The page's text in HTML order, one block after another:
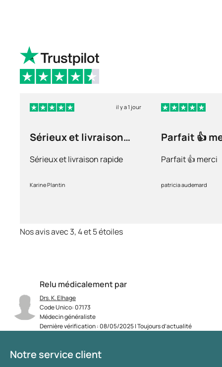
Relu médicalement par
Drs. K. Elhage
Code Unico: 07173
Médecin généraliste
Dernière vérification : 08/05/2025 | Toujours d’actualité
il y a 1 jour
Sérieux et livraison
Sérieux et livraison rapide
Karine Plantin
Parfait 👍
Parfait 👍 merci
patricia audemard
Nos avis avec 3, 4 et 5 étoiles
Notre service client